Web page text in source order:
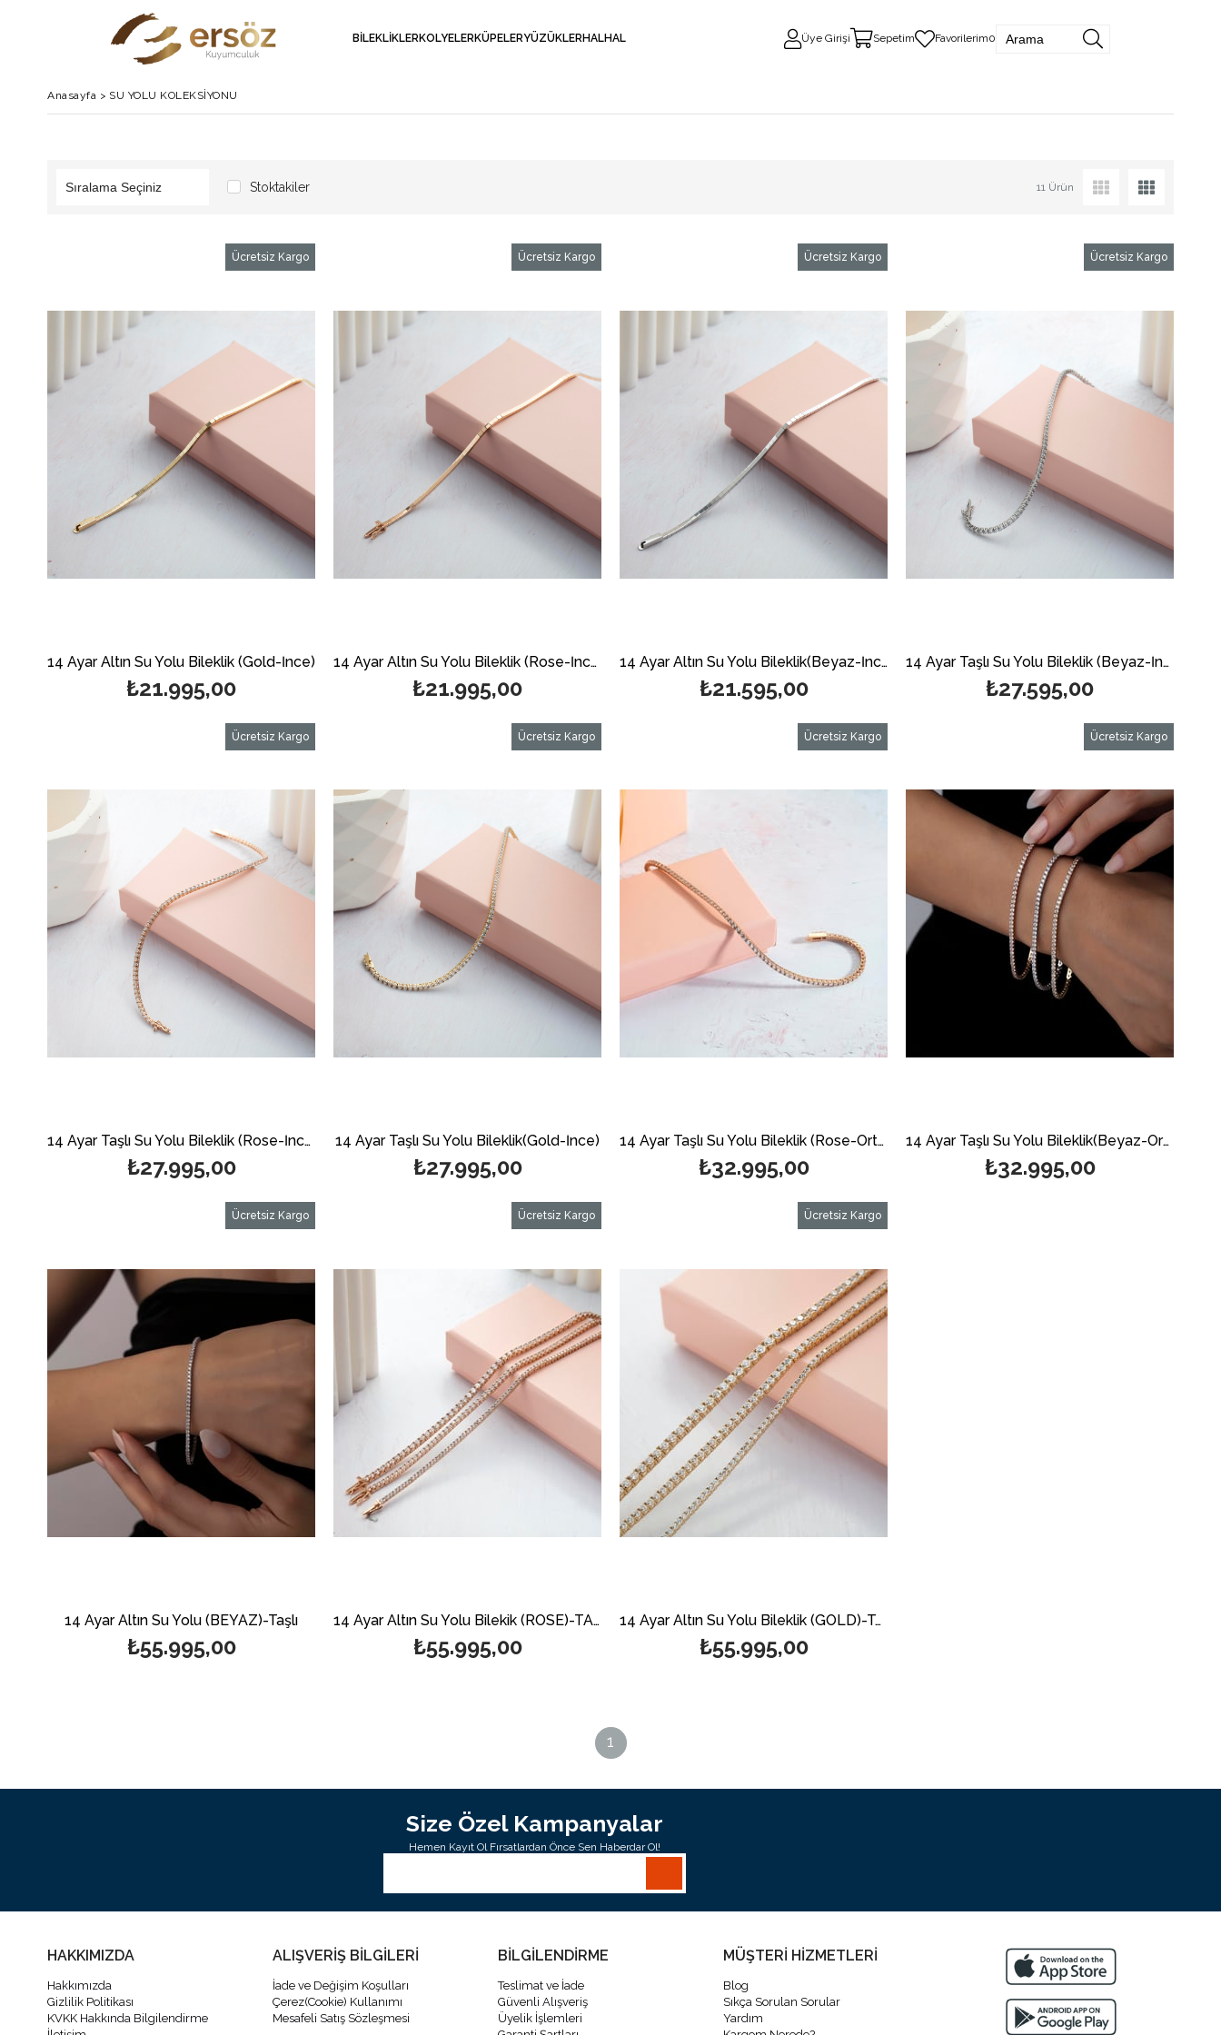
BİLEKLİKLERKOLYELERKÜPELERYÜZÜKLERHALHAL Üye Girişi Sepetim Favorilerim0
Anasayfa > SU YOLU KOLEKSİYONU
Stoktakiler 11 Ürün
14 Ayar Altın Su Yolu Bileklik (Gold-İnce)
₺21.995,00
Ücretsiz Kargo
14 Ayar Altın Su Yolu Bileklik (Rose-İnce)
₺21.995,00
Ücretsiz Kargo
14 Ayar Altın Su Yolu Bileklik(Beyaz-İnce)
₺21.595,00
Ücretsiz Kargo
14 Ayar Taşlı Su Yolu Bileklik (Beyaz-İnce)
₺27.595,00
Ücretsiz Kargo
14 Ayar Taşlı Su Yolu Bileklik (Rose-İnce)
₺27.995,00
Ücretsiz Kargo
14 Ayar Taşlı Su Yolu Bileklik(Gold-İnce)
₺27.995,00
Ücretsiz Kargo
14 Ayar Taşlı Su Yolu Bileklik (Rose-Orta)
₺32.995,00
Ücretsiz Kargo
14 Ayar Taşlı Su Yolu Bileklik(Beyaz-Orta)
₺32.995,00
Ücretsiz Kargo
14 Ayar Altın Su Yolu (BEYAZ)-Taşlı
₺55.995,00
Ücretsiz Kargo
14 Ayar Altın Su Yolu Bilekik (ROSE)-TAŞLI
₺55.995,00
Ücretsiz Kargo
14 Ayar Altın Su Yolu Bileklik (GOLD)-Taşlı
₺55.995,00
Ücretsiz Kargo
1
Size Özel Kampanyalar
Hemen Kayıt Ol Fırsatlardan Önce Sen Haberdar Ol!
HAKKIMIZDA
Hakkımızda
Gizlilik Politikası
KVKK Hakkında Bilgilendirme
ALIŞVERİŞ BİLGİLERİ
İade ve Değişim Koşulları
Çerez(Cookie) Kullanımı
Mesafeli Satış Sözleşmesi
BİLGİLENDİRME
Teslimat ve İade
Güvenli Alışveriş
Üyelik İşlemleri
MÜŞTERİ HİZMETLERİ
Blog
Sıkça Sorulan Sorular
Yardım